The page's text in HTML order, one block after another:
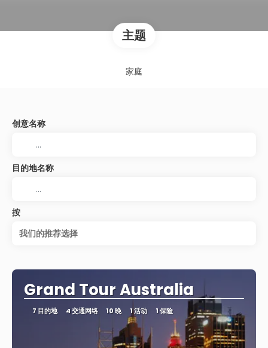
主题
家庭
创意名称
目的地名称
按
我们的推荐选择
Grand Tour Australia
7 目的地 4 交通网络 10 晚 1 活动 1 保险